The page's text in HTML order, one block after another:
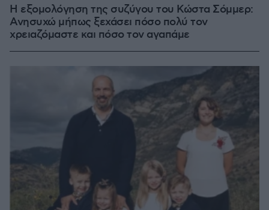
Η εξομολόγηση της συζύγου του Κώστα Σόμμερ:
Ανησυχώ μήπως ξεχάσει πόσο πολύ τον
χρειαζόμαστε και πόσο τον αγαπάμε